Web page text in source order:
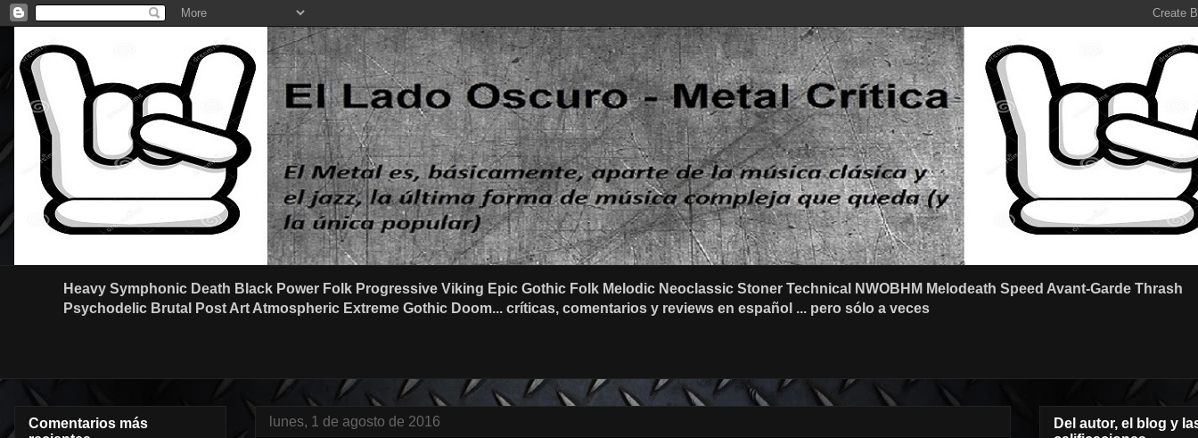
Heavy Symphonic Death Black Power Folk Progressive Viking Epic Gothic Folk Melodic Neoclassic Stoner Technical NWOBHM Melodeath Speed Avant-Garde Thrash
Psychodelic Brutal Post Art Atmospheric Extreme Gothic Doom... críticas, comentarios y reviews en español ... pero sólo a veces
lunes, 1 de agosto de 2016
Comentarios más
Del autor, el blog y